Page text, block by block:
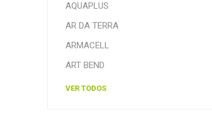
AQUAPLUS
AR DA TERRA
ARMACELL
ART BEND
VER TODOS